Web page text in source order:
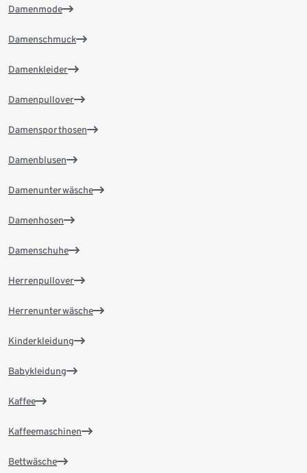
Damenmode
Damenschmuck
Damenkleider
Damenpullover
Damensporthosen
Damenblusen
Damenunterwäsche
Damenhosen
Damenschuhe
Herrenpullover
Herrenunterwäsche
Kinderkleidung
Babykleidung
Kaffee
Kaffeemaschinen
Bettwäsche